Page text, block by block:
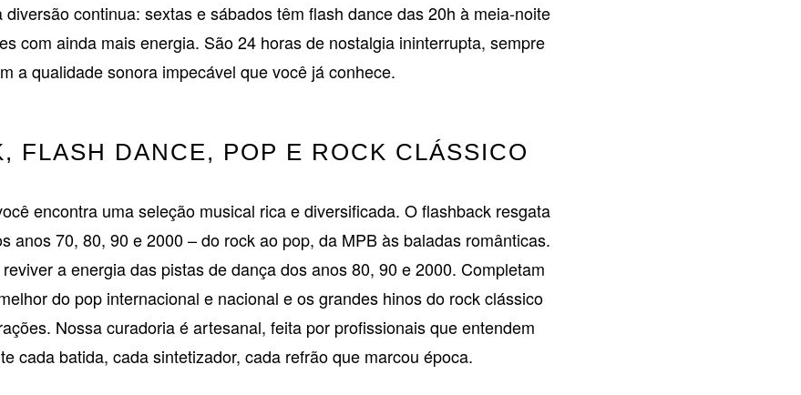
continua: sextas e sábados têm flash dance das 20h à meia-noite
com ainda mais energia. São 24 horas de nostalgia ininterrupta, sempre
a qualidade sonora impecável que você já conhece.
FLASH DANCE, POP E ROCK CLÁSSICO
encontra uma seleção musical rica e diversificada. O flashback resgata
anos 70, 80, 90 e 2000 – do rock ao pop, da MPB às baladas românticas.
a energia das pistas de dança dos anos 80, 90 e 2000. Completam
do pop internacional e nacional e os grandes hinos do rock clássico
Nossa curadoria é artesanal, feita por profissionais que entendem
cada batida, cada sintetizador, cada refrão que marcou época.